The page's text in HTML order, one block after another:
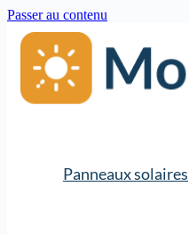
Passer au contenu
Panneaux solaires